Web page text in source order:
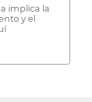
implica la
y el